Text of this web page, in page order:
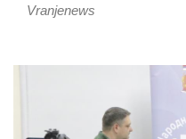
Vranjenews